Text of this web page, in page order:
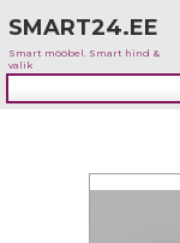
SMART24.EE
Smart mööbel. Smart hind &
valik